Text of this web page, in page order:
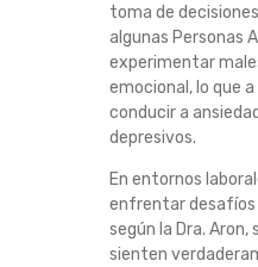
toma de
algunas Personas
experimentar
emocional, lo que
conducir a
depresivos.
En entornos
enfrentar desafíos
según la Dra. Aron,
sienten